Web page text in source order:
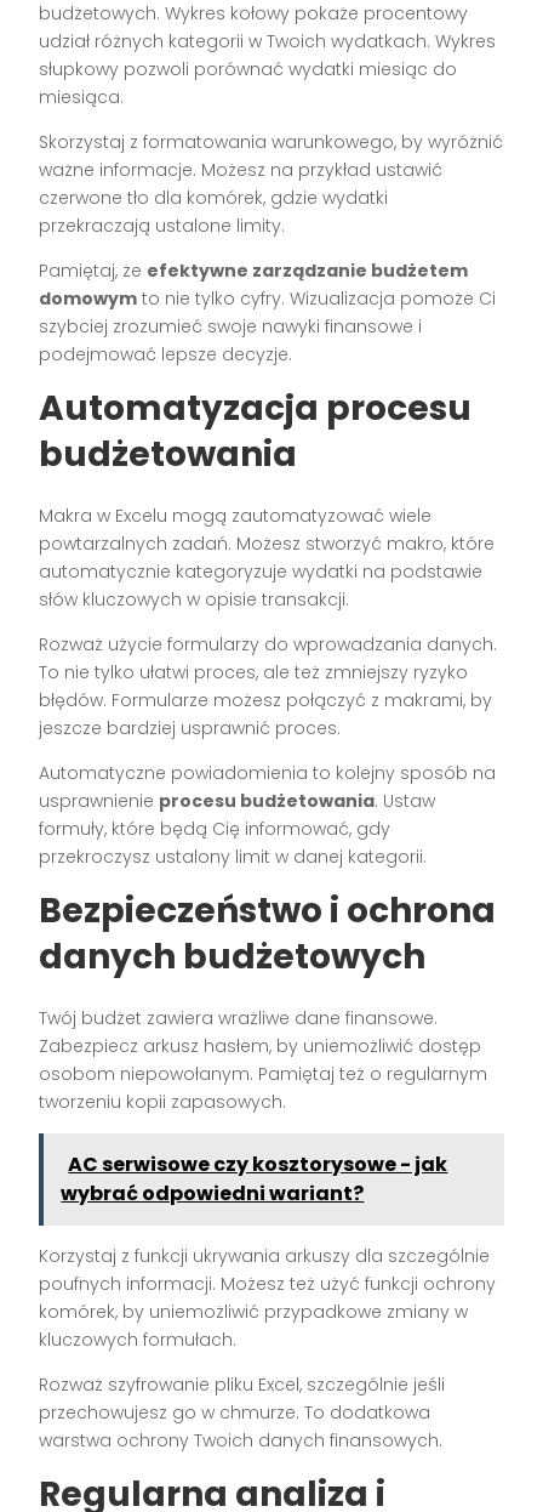
budżetowych. Wykres kołowy pokaże procentowy
udział różnych kategorii w Twoich wydatkach. Wykres
słupkowy pozwoli porównać wydatki miesiąc do
miesiąca.
Skorzystaj z formatowania warunkowego, by wyróżnić
ważne informacje. Możesz na przykład ustawić
czerwone tło dla komórek, gdzie wydatki
przekraczają ustalone limity.
Pamiętaj, że efektywne zarządzanie budżetem
domowym to nie tylko cyfry. Wizualizacja pomoże Ci
szybciej zrozumieć swoje nawyki finansowe i
podejmować lepsze decyzje.
Automatyzacja procesu
budżetowania
Makra w Excelu mogą zautomatyzować wiele
powtarzalnych zadań. Możesz stworzyć makro, które
automatycznie kategoryzuje wydatki na podstawie
słów kluczowych w opisie transakcji.
Rozważ użycie formularzy do wprowadzania danych.
To nie tylko ułatwi proces, ale też zmniejszy ryzyko
błędów. Formularze możesz połączyć z makrami, by
jeszcze bardziej usprawnić proces.
Automatyczne powiadomienia to kolejny sposób na
usprawnienie procesu budżetowania. Ustaw
formuły, które będą Cię informować, gdy
przekroczysz ustalony limit w danej kategorii.
Bezpieczeństwo i ochrona
danych budżetowych
Twój budżet zawiera wrażliwe dane finansowe.
Zabezpiecz arkusz hasłem, by uniemożliwić dostęp
osobom niepowołanym. Pamiętaj też o regularnym
tworzeniu kopii zapasowych.
AC serwisowe czy kosztorysowe - jak
wybrać odpowiedni wariant?
Korzystaj z funkcji ukrywania arkuszy dla szczególnie
poufnych informacji. Możesz też użyć funkcji ochrony
komórek, by uniemożliwić przypadkowe zmiany w
kluczowych formułach.
Rozważ szyfrowanie pliku Excel, szczególnie jeśli
przechowujesz go w chmurze. To dodatkowa
warstwa ochrony Twoich danych finansowych.
Regularna analiza i